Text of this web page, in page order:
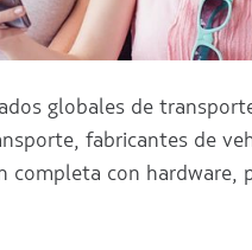
globales de
fabricantes de
completa con hardware,